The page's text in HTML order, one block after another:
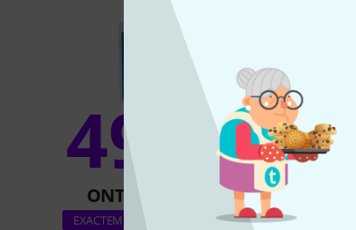
49%
ONT ACHETÉ
EXACTEMENT CE PRODUIT